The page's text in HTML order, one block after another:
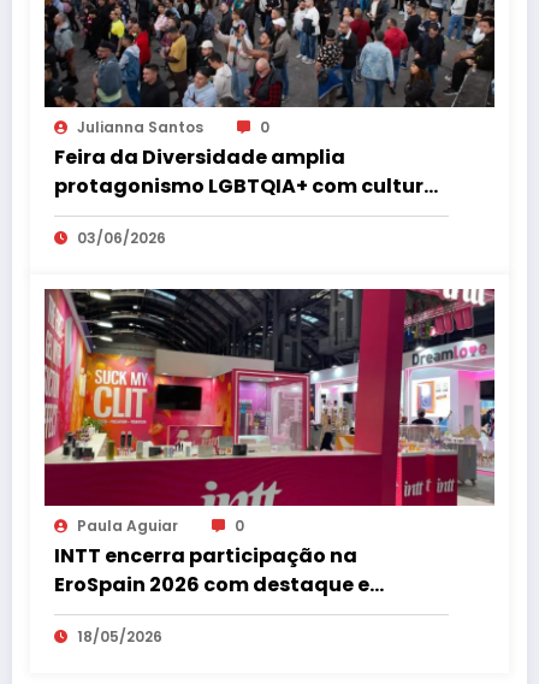
Julianna Santos 0
Feira da Diversidade amplia
protagonismo LGBTQIA+ com cultura,
empreendedorismo, cidadania e
espaço 18+ no coração de São Paulo
03/06/2026
Paula Aguiar 0
INTT encerra participação na
EroSpain 2026 com destaque e
repercussão internacional
18/05/2026